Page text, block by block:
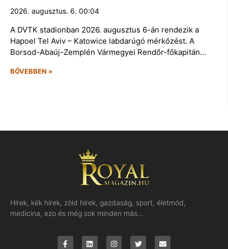
2026. augusztus. 6. 00:04
A DVTK stadionban 2026. augusztus 6-án rendezik a
Hapoel Tel Aviv – Katowice labdarúgó mérkőzést. A
Borsod-Abaúj-Zemplén Vármegyei Rendőr-főkapitán…
BŐVEBBEN »
Hírek, kék hírek, zöld hírek, gazdaság, sport, életmód,
medicina, ezo és még sok minden más…